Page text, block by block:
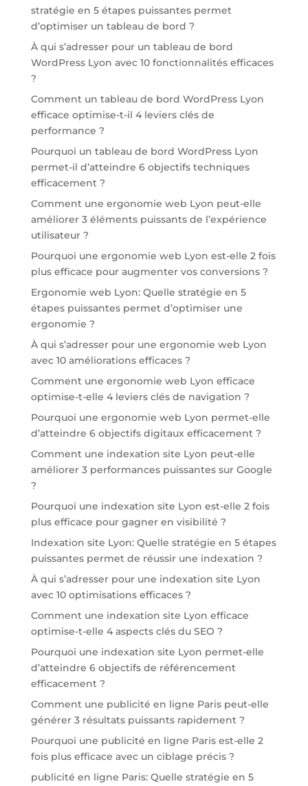
stratégie en 5 étapes puissantes permet
d’optimiser un tableau de bord ?
À qui s’adresser pour un tableau de bord
WordPress Lyon avec 10 fonctionnalités efficaces
?
Comment un tableau de bord WordPress Lyon
efficace optimise-t-il 4 leviers clés de
performance ?
Pourquoi un tableau de bord WordPress Lyon
permet-il d’atteindre 6 objectifs techniques
efficacement ?
Comment une ergonomie web Lyon peut-elle
améliorer 3 éléments puissants de l’expérience
utilisateur ?
Pourquoi une ergonomie web Lyon est-elle 2 fois
plus efficace pour augmenter vos conversions ?
Ergonomie web Lyon: Quelle stratégie en 5
étapes puissantes permet d’optimiser une
ergonomie ?
À qui s’adresser pour une ergonomie web Lyon
avec 10 améliorations efficaces ?
Comment une ergonomie web Lyon efficace
optimise-t-elle 4 leviers clés de navigation ?
Pourquoi une ergonomie web Lyon permet-elle
d’atteindre 6 objectifs digitaux efficacement ?
Comment une indexation site Lyon peut-elle
améliorer 3 performances puissantes sur Google
?
Pourquoi une indexation site Lyon est-elle 2 fois
plus efficace pour gagner en visibilité ?
Indexation site Lyon: Quelle stratégie en 5 étapes
puissantes permet de réussir une indexation ?
À qui s’adresser pour une indexation site Lyon
avec 10 optimisations efficaces ?
Comment une indexation site Lyon efficace
optimise-t-elle 4 aspects clés du SEO ?
Pourquoi une indexation site Lyon permet-elle
d’atteindre 6 objectifs de référencement
efficacement ?
Comment une publicité en ligne Paris peut-elle
générer 3 résultats puissants rapidement ?
Pourquoi une publicité en ligne Paris est-elle 2
fois plus efficace avec un ciblage précis ?
publicité en ligne Paris: Quelle stratégie en 5